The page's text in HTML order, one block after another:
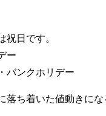
祝日です。
ー
バンクホリデー
落ち着いた値動きに